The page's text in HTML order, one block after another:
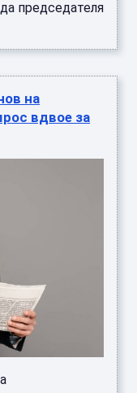
председателя
на
вдвое за